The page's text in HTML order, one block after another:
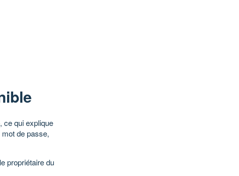
ce qui explique
de passe,
propriétaire du